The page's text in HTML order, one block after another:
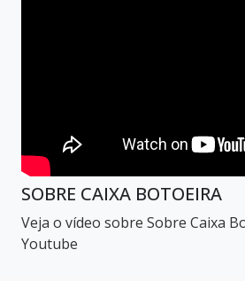
SOBRE CAIXA BOTOEIRA
Veja o vídeo sobre Sobre Caixa
Youtube